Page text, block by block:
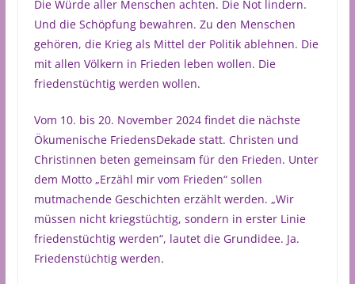
Die Würde aller Menschen achten. Die Not lindern.
Und die Schöpfung bewahren. Zu den Menschen
gehören, die Krieg als Mittel der Politik ablehnen. Die
mit allen Völkern in Frieden leben wollen. Die
friedenstüchtig werden wollen.
Vom 10. bis 20. November 2024 findet die nächste
Ökumenische FriedensDekade statt. Christen und
Christinnen beten gemeinsam für den Frieden. Unter
dem Motto „Erzähl mir vom Frieden“ sollen
mutmachende Geschichten erzählt werden. „Wir
müssen nicht kriegstüchtig, sondern in erster Linie
friedenstüchtig werden“, lautet die Grundidee. Ja.
Friedenstüchtig werden.